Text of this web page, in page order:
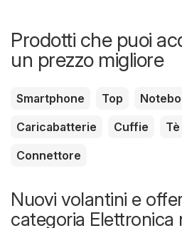
Prodotti che puoi
un prezzo migliore
Smartphone Top
Caricabatterie
Cuffie Tè
Connettore
Nuovi volantini e
categoria Elettronica